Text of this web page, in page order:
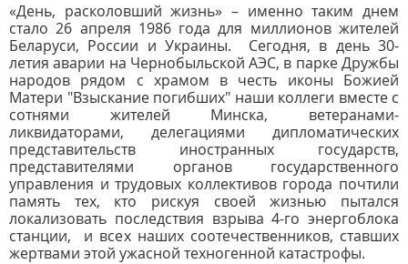
«День, расколовший жизнь» – именно таким днем
стало 26 апреля 1986 года для миллионов жителей
Беларуси, России и Украины. Сегодня, в день 30-
летия аварии на Чернобыльской АЭС, в парке Дружбы
народов рядом с храмом в честь иконы Божией
Матери "Взыскание погибших" наши коллеги вместе с
сотнями жителей Минска, ветеранами-
ликвидаторами, делегациями дипломатических
представительств иностранных государств,
представителями органов государственного
управления и трудовых коллективов города почтили
память тех, кто рискуя своей жизнью пытался
локализовать последствия взрыва 4-го энергоблока
станции, и всех наших соотечественников, ставших
жертвами этой ужасной техногенной катастрофы.